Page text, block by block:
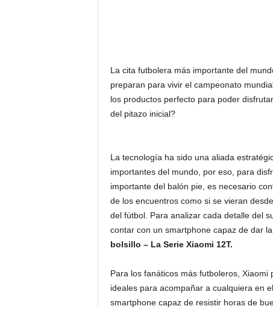
La cita futbolera más importante del
preparan para vivir el campeonato
los productos perfecto para poder
del pitazo inicial?
La tecnología ha sido una aliada
importantes del mundo, por eso, para
importante del balón pie, es necesario
de los encuentros como si se vieran
del fútbol. Para analizar cada detalle del
contar con un smartphone capaz de dar
bolsillo – La Serie Xiaomi 12T.
Para los fanáticos más futboleros,
ideales para acompañar a cualquiera en
smartphone capaz de resistir horas de